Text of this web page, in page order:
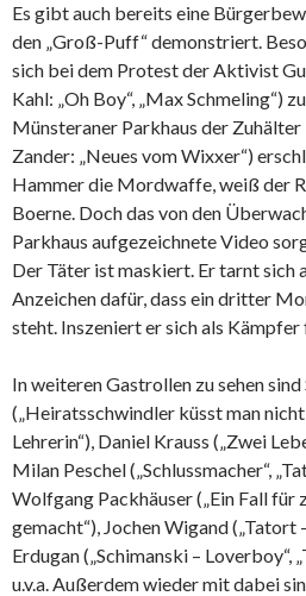
Es gibt auch bereits eine
den „Groß-Puff“ demonstriert.
sich bei dem Protest der Aktivist
Kahl: „Oh Boy“, „Max Schmeling“)
Münsteraner Parkhaus der
Zander: „Neues vom Wixxer“)
Hammer die Mordwaffe, weiß der
Boerne. Doch das von den
Parkhaus aufgezeichnete Video
Der Täter ist maskiert. Er tarnt sich
Anzeichen dafür, dass ein dritter
steht. Inszeniert er sich als
In weiteren Gastrollen zu sehen
(„Heiratsschwindler küsst man
Lehrerin“), Daniel Krauss („Zwei
Milan Peschel („Schlussmacher“,
Wolfgang Packhäuser („Ein Fall für
gemacht“), Jochen Wigand („Tatort
Erdugan („Schimanski – Loverboy“,
u.v.a. Außerdem wieder mit dabei